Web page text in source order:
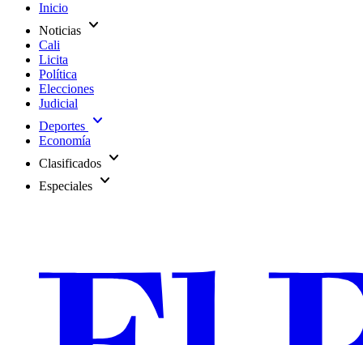
Inicio
Noticias expand_more
Cali
Licita
Política
Elecciones
Judicial
Deportes expand_more
Economía
Clasificados expand_more
Especiales expand_more